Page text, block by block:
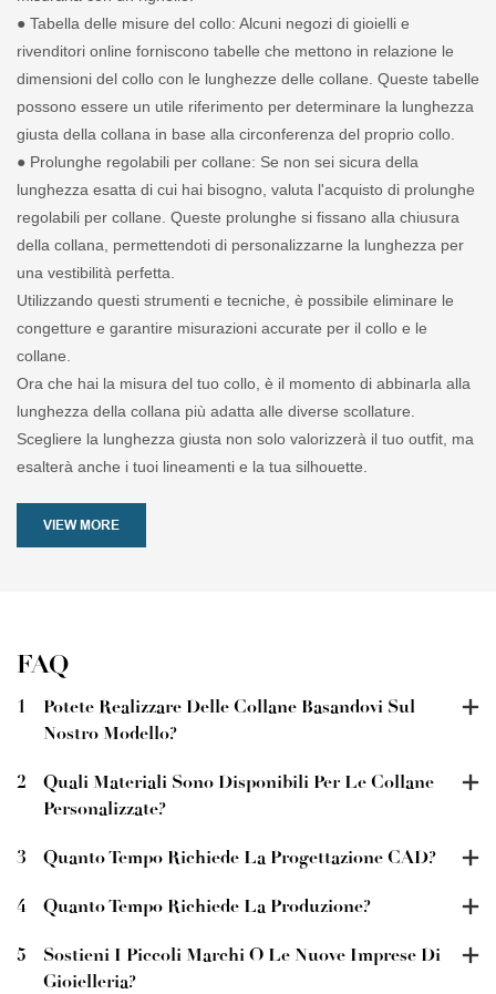
● Tabella delle misure del collo: Alcuni negozi di gioielli e
rivenditori online forniscono tabelle che mettono in relazione le
dimensioni del collo con le lunghezze delle collane. Queste tabelle
possono essere un utile riferimento per determinare la lunghezza
giusta della collana in base alla circonferenza del proprio collo.
● Prolunghe regolabili per collane: Se non sei sicura della
lunghezza esatta di cui hai bisogno, valuta l'acquisto di prolunghe
regolabili per collane. Queste prolunghe si fissano alla chiusura
della collana, permettendoti di personalizzarne la lunghezza per
una vestibilità perfetta.
Utilizzando questi strumenti e tecniche, è possibile eliminare le
congetture e garantire misurazioni accurate per il collo e le
collane.
Ora che hai la misura del tuo collo, è il momento di abbinarla alla
lunghezza della collana più adatta alle diverse scollature.
Scegliere la lunghezza giusta non solo valorizzerà il tuo outfit, ma
esalterà anche i tuoi lineamenti e la tua silhouette.
VIEW MORE
FAQ
1
Potete Realizzare Delle Collane Basandovi Sul
Nostro Modello?
2
Quali Materiali Sono Disponibili Per Le Collane
Personalizzate?
3 Quanto Tempo Richiede La Progettazione CAD?
4 Quanto Tempo Richiede La Produzione?
5
Sostieni I Piccoli Marchi O Le Nuove Imprese Di
Gioielleria?